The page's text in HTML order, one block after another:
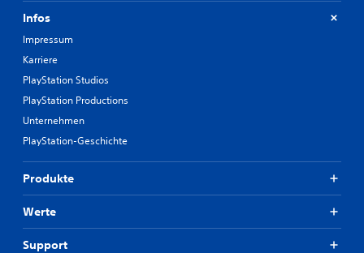
Infos
Impressum
Karriere
PlayStation Studios
PlayStation Productions
Unternehmen
PlayStation-Geschichte
Produkte
Werte
Support